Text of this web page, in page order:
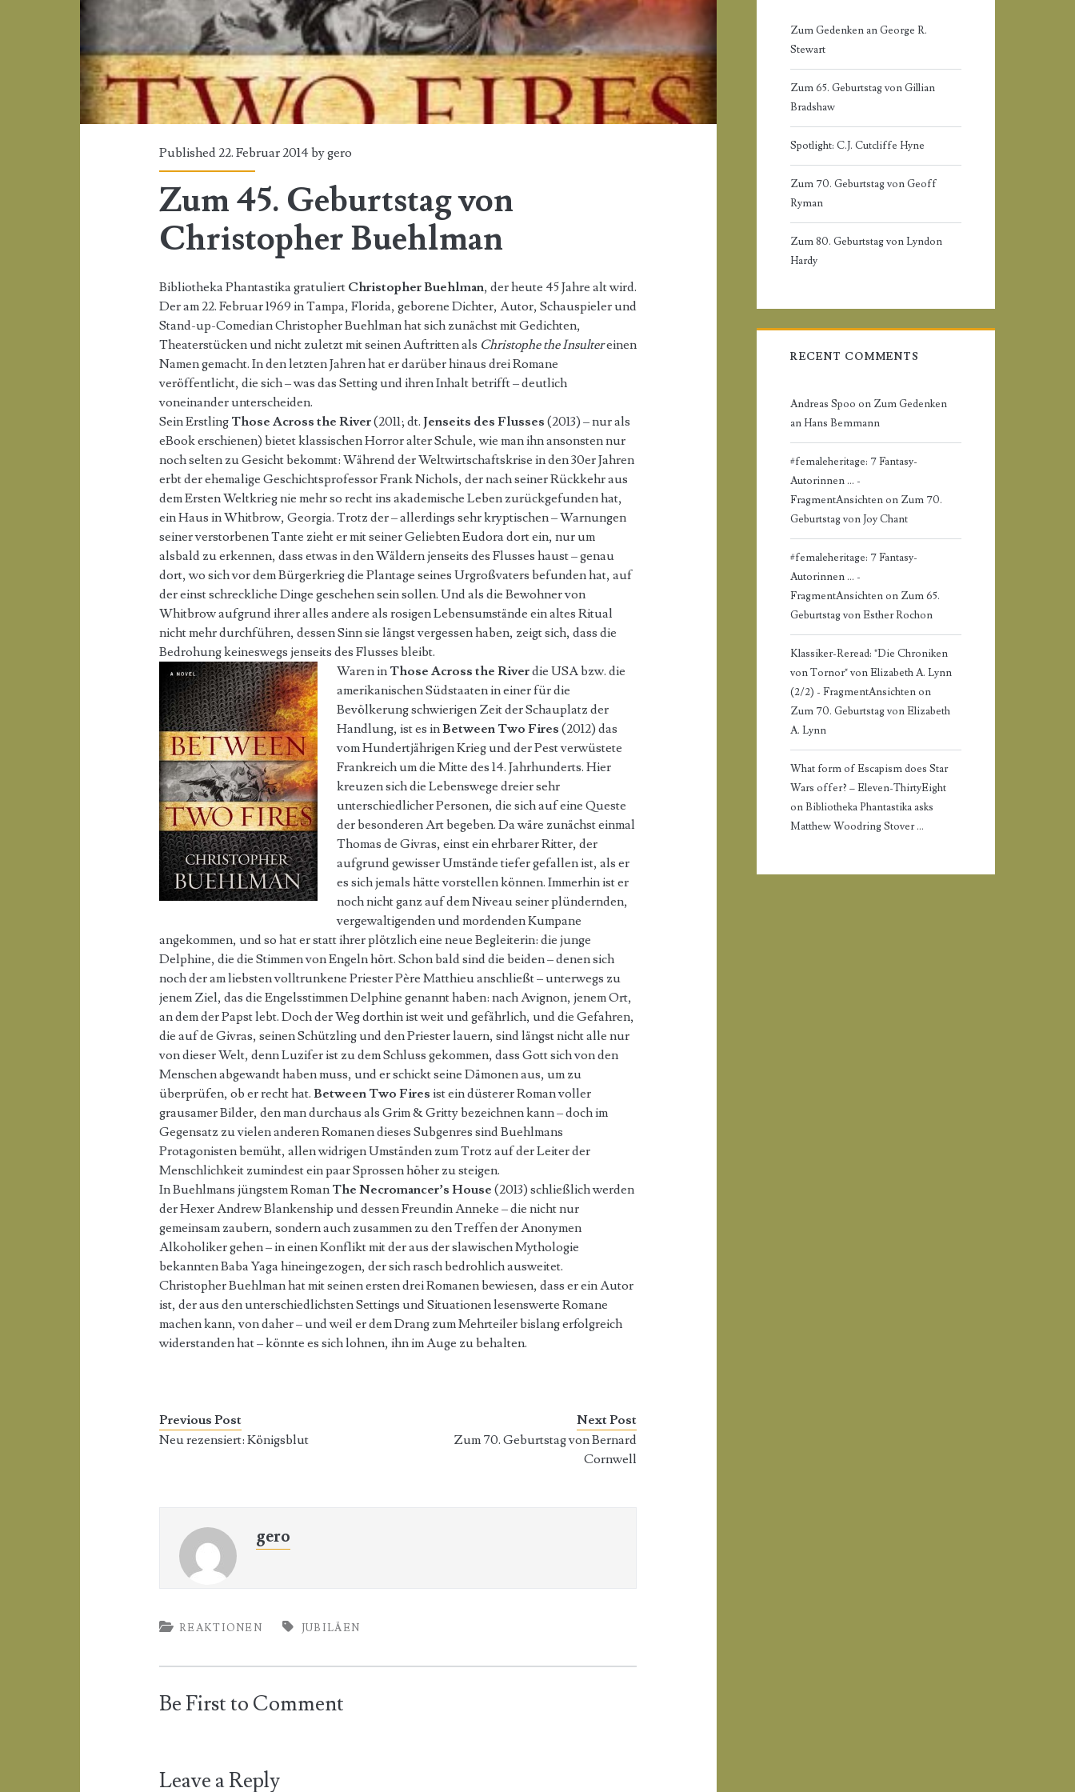
Published 22. Februar 2014 bygero
Zum 45. Geburtstag von
Christopher Buehlman
Bibliotheka Phantastika gratuliert Christopher Buehlman, der heute 45 Jahre alt wird.
Der am 22. Februar 1969 in Tampa, Florida, geborene Dichter, Autor, Schauspieler und
Stand-up-Comedian Christopher Buehlman hat sich zunächst mit Gedichten,
Theaterstücken und nicht zuletzt mit seinen Auftritten als Christophe the Insultereinen
Namen gemacht. In den letzten Jahren hat er darüber hinaus drei Romane
veröffentlicht, die sich – was das Setting und ihren Inhalt betrifft – deutlich
voneinander unterscheiden.
Sein Erstling Those Across the River(2011; dt.Jenseits des Flusses (2013) – nur als
eBook erschienen) bietet klassischen Horror alter Schule, wie man ihn ansonsten nur
noch selten zu Gesicht bekommt: Während der Weltwirtschaftskrise in den 30er Jahren
erbt der ehemalige Geschichtsprofessor Frank Nichols, der nach seiner Rückkehr aus
dem Ersten Weltkrieg nie mehr so recht ins akademische Leben zurückgefunden hat,
ein Haus in Whitbrow, Georgia. Trotz der – allerdings sehr kryptischen – Warnungen
seiner verstorbenen Tante zieht er mit seiner Geliebten Eudora dort ein, nur um
alsbald zu erkennen, dass etwas in den Wäldern jenseits des Flusses haust – genau
dort, wo sich vor dem Bürgerkrieg die Plantage seines Urgroßvaters befunden hat, auf
der einst schreckliche Dinge geschehen sein sollen. Und als die Bewohner von
Whitbrow aufgrund ihrer alles andere als rosigen Lebensumstände ein altes Ritual
nicht mehr durchführen, dessen Sinn sie längst vergessen haben, zeigt sich, dass die
Bedrohung keineswegs jenseits des Flusses bleibt.
Waren in Those Across the Riverdie USA bzw. die
amerikanischen Südstaaten in einer für die
Bevölkerung schwierigen Zeit der Schauplatz der
Handlung, ist es inBetween Two Fires (2012) das
vom Hundertjährigen Krieg und der Pest verwüstete
Frankreich um die Mitte des 14. Jahrhunderts. Hier
kreuzen sich die Lebenswege dreier sehr
unterschiedlicher Personen, die sich auf eine Queste
der besonderen Art begeben. Da wäre zunächst einmal
Thomas de Givras, einst ein ehrbarer Ritter, der
aufgrund gewisser Umstände tiefer gefallen ist, als er
es sich jemals hätte vorstellen können. Immerhin ist er
noch nicht ganz auf dem Niveau seiner plündernden,
vergewaltigenden und mordenden Kumpane
angekommen, und so hat er statt ihrer plötzlich eine neue Begleiterin: die junge
Delphine, die die Stimmen von Engeln hört. Schon bald sind die beiden – denen sich
noch der am liebsten volltrunkene Priester Père Matthieu anschließt – unterwegs zu
jenem Ziel, das die Engelsstimmen Delphine genannt haben: nach Avignon, jenem Ort,
an dem der Papst lebt. Doch der Weg dorthin ist weit und gefährlich, und die Gefahren,
die auf de Givras, seinen Schützling und den Priester lauern, sind längst nicht alle nur
von dieser Welt, denn Luzifer ist zu dem Schluss gekommen, dass Gott sich von den
Menschen abgewandt haben muss, und er schickt seine Dämonen aus, um zu
überprüfen, ob er recht hat.Between Two Fires ist ein düsterer Roman voller
grausamer Bilder, den man durchaus als Grim & Gritty bezeichnen kann – doch im
Gegensatz zu vielen anderen Romanen dieses Subgenres sind Buehlmans
Protagonisten bemüht, allen widrigen Umständen zum Trotz auf der Leiter der
Menschlichkeit zumindest ein paar Sprossen höher zu steigen.
In Buehlmans jüngstem Roman The Necromancer’s House (2013) schließlich werden
der Hexer Andrew Blankenship und dessen Freundin Anneke – die nicht nur
gemeinsam zaubern, sondern auch zusammen zu den Treffen der Anonymen
Alkoholiker gehen – in einen Konflikt mit der aus der slawischen Mythologie
bekannten Baba Yaga hineingezogen, der sich rasch bedrohlich ausweitet.
Christopher Buehlman hat mit seinen ersten drei Romanen bewiesen, dass er ein Autor
ist, der aus den unterschiedlichsten Settings und Situationen lesenswerte Romane
machen kann, von daher – und weil er dem Drang zum Mehrteiler bislang erfolgreich
widerstanden hat – könnte es sich lohnen, ihn im Auge zu behalten.
Previous Post
Neu rezensiert: Königsblut
Next Post
Zum 70. Geburtstag von Bernard
Cornwell
gero
REAKTIONEN JUBILÄEN
Be First to Comment
Leave a Reply
a
r
:
Zum Gedenken an George R.
Stewart
Zum 65. Geburtstag von Gillian
Bradshaw
Spotlight: C.J. Cutcliffe Hyne
Zum 70. Geburtstag von Geoff
Ryman
Zum 80. Geburtstag von Lyndon
Hardy
RECENT COMMENTS
Andreas Spoo on Zum Gedenken
an Hans Bemmann
#femaleheritage: 7 Fantasy-
Autorinnen ... -
FragmentAnsichten on Zum 70.
Geburtstag von Joy Chant
#femaleheritage: 7 Fantasy-
Autorinnen ... -
FragmentAnsichten on Zum 65.
Geburtstag von Esther Rochon
Klassiker-Reread: "Die Chroniken
von Tornor" von Elizabeth A. Lynn
(2/2) - FragmentAnsichten on
Zum 70. Geburtstag von Elizabeth
A. Lynn
What form of Escapism does Star
Wars offer? – Eleven-ThirtyEight
onBibliotheka Phantastika asks
Matthew Woodring Stover …